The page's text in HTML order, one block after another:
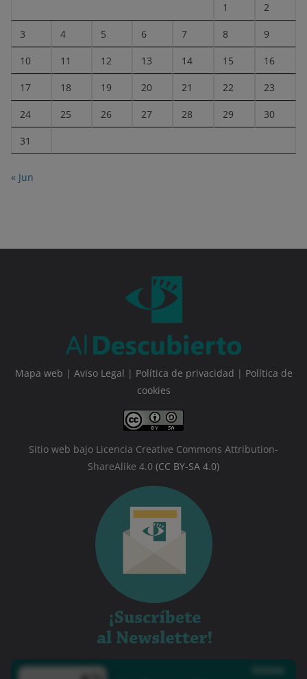
1 2
3 4 5 6 7 8 9
10 11 12 13 14 15 16
17 18 19 20 21 22 23
24 25 26 27 28 29 30
31
« Jun
Mapa web | Aviso Legal | Política de privacidad | Política de
cookies
Sitio web bajo Licencia Creative Commons Attribution-
ShareAlike 4.0 (CC BY-SA 4.0)